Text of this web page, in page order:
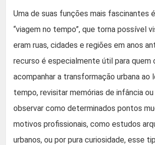
Uma de suas funções mais fascinantes
“viagem no tempo”, que torna possível
eram ruas, cidades e regiões em anos
recurso é especialmente útil para quem
acompanhar a transformação urbana ao
tempo, revisitar memórias de infância
observar como determinados pontos
motivos profissionais, como estudos
urbanos, ou por pura curiosidade, esse